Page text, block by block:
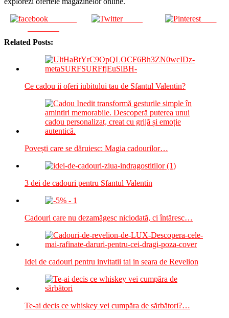
Tweet Save
Related Posts:
Ce cadou ii oferi iubitului tau de Sfantul Valentin?
Povești care se dăruiesc: Magia cadourilor…
3 dei de cadouri pentru Sfantul Valentin
Cadouri care nu dezamăgesc niciodată, ci întăresc…
Idei de cadouri pentru invitatii tai in seara de Revelion
Te-ai decis ce whiskey vei cumpăra de sărbători?…